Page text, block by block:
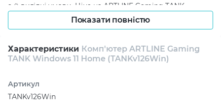
а й вигідні умови. Ціна на ARTLINE Gaming TANK
вельми приваблива, особливо з огляду на його
вражаючі технічні характеристики. Процесор Intel
відеокарта AMD Radeon RX 9070 XT 16 ГБ та оперативна
пам'ять 32 ГБ DDR5-6000 забезпечують потужну
найвимогливіших користувачів.
Замовити комп'ютер ARTLINE Gaming TANK можна
Показати повністю
Характеристики Комп'ютер ARTLINE Gaming
TANK Windows 11 Home (TANKv126Win)
Артикул
TANKv126Win